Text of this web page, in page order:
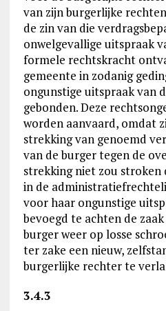
van zijn burgerlijke
de zin van die
onwelgevallige uitspraak
formele rechtskracht
gemeente in zodanig
ongunstige uitspraak van
gebonden. Deze
worden aanvaard, omdat
strekking van genoemd
van de burger tegen de
strekking niet zou stroken
in de
voor haar ongunstige
bevoegd te achten de
burger weer op losse
ter zake een nieuw,
burgerlijke rechter te
3.4.3